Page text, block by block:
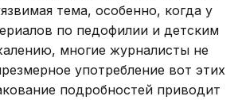
тема, особенно, когда у
по педофилии и детским
многие журналисты не
употребление вот этих
подробностей приводит